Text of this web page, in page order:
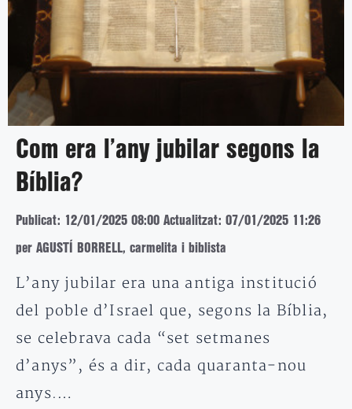
Com era l’any jubilar segons la
Bíblia?
Publicat: 12/01/2025 08:00 Actualitzat: 07/01/2025 11:26
per AGUSTÍ BORRELL, carmelita i biblista
L’any jubilar era una antiga institució
del poble d’Israel que, segons la Bíblia,
se celebrava cada “set setmanes
d’anys”, és a dir, cada quaranta-nou
anys.…